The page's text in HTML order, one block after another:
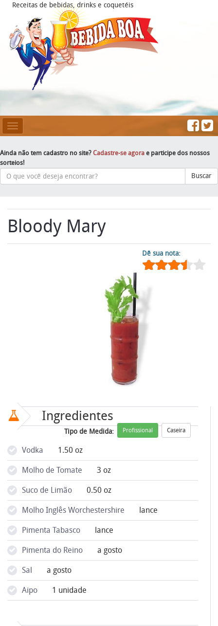
Receitas de bebidas, drinks e coquetéis
Mesclar
Navegação
Ainda não tem cadastro no site? Cadastre-se agora e participe dos nossos
sorteios!
Buscar
Bloody Mary
Dê sua nota:
Ingredientes
Tipo de Medida: Profissional Caseira
Vodka 1.50 oz
Molho de Tomate 3 oz
Suco de Limão 0.50 oz
Molho Inglês Worchestershire lance
Pimenta Tabasco lance
Pimenta do Reino a gosto
Sal a gosto
Aipo 1 unidade